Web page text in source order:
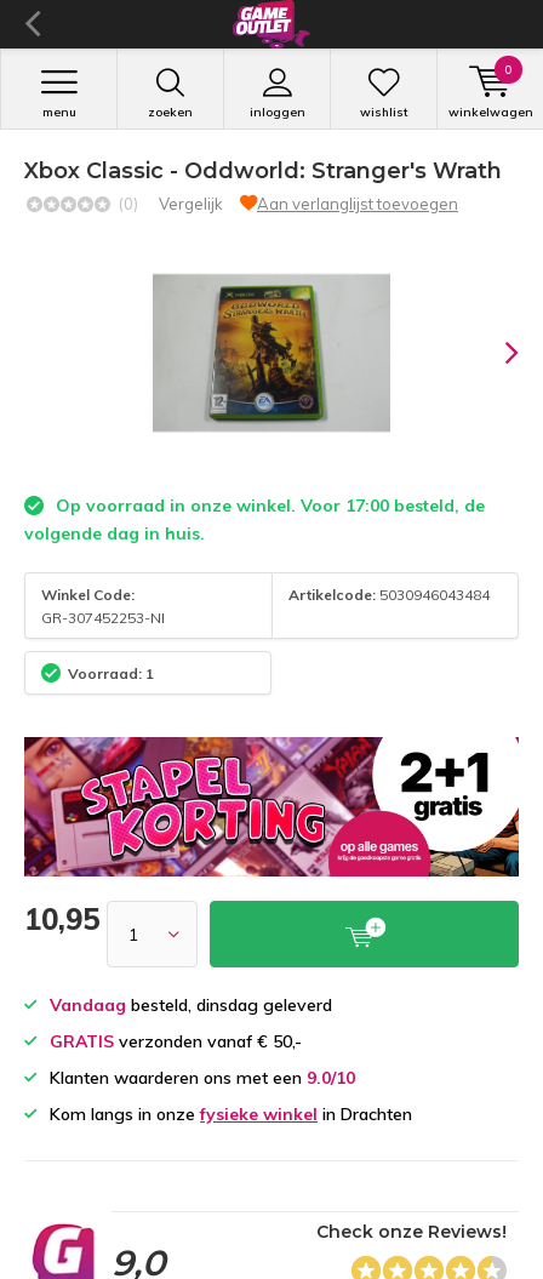
zoeken inloggen
menu wishlist winkelwagen
0
Xbox Classic - Oddworld: Stranger's Wrath
(0) Vergelijk Aan verlanglijst toevoegen
Op voorraad in onze winkel. Voor 17:00 besteld, de
volgende dag in huis.
Winkel Code:
GR-307452253-NI
Artikelcode: 5030946043484
Voorraad: 1
10,95
Vandaag besteld, dinsdag geleverd
GRATIS verzonden vanaf € 50,-
Klanten waarderen ons met een 9.0/10
Kom langs in onzefysieke winkel in Drachten
9,0
Check onze Reviews!